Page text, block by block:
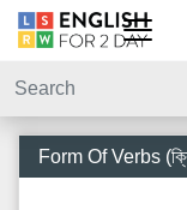
Form Of Verbs